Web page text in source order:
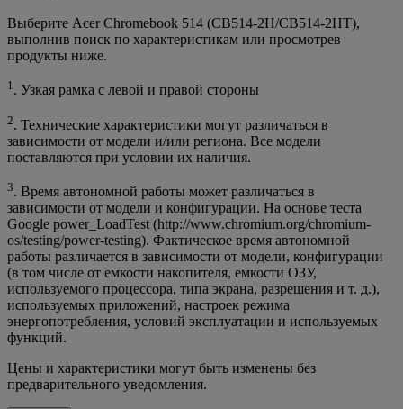
Выберите Acer Chromebook 514 (CB514-2H/CB514-2HT),
выполнив поиск по характеристикам или просмотрев
продукты ниже.
1. Узкая рамка с левой и правой стороны
2. Технические характеристики могут различаться в
зависимости от модели и/или региона. Все модели
поставляются при условии их наличия.
3. Время автономной работы может различаться в
зависимости от модели и конфигурации. На основе теста
Google power_LoadTest (http://www.chromium.org/chromium-
os/testing/power-testing). Фактическое время автономной
работы различается в зависимости от модели, конфигурации
(в том числе от емкости накопителя, емкости ОЗУ,
используемого процессора, типа экрана, разрешения и т. д.),
используемых приложений, настроек режима
энергопотребления, условий эксплуатации и используемых
функций.
Цены и характеристики могут быть изменены без
предварительного уведомления.